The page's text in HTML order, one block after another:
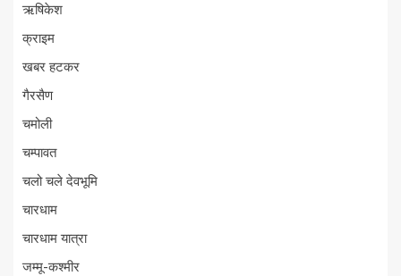
ऋषिकेश
क्राइम
खबर हटकर
गैरसैण
चमोली
चम्पावत
चलो चले देवभूमि
चारधाम
चारधाम यात्रा
जम्मू-कश्मीर